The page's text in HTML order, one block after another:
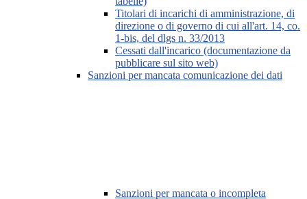
Titolari di incarichi di amministrazione, di
direzione o di governo di cui all'art. 14, co.
1-bis, del dlgs n. 33/2013
Cessati dall'incarico (documentazione da
pubblicare sul sito web)
Sanzioni per mancata comunicazione dei dati
Sanzioni per mancata o incompleta